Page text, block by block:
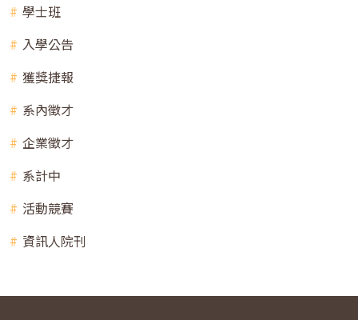
學士班
入學公告
獲獎捷報
系內徵才
企業徵才
系計中
活動競賽
資訊人院刊